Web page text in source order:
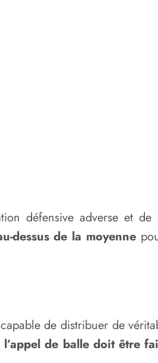
défensive adverse et
dessus de la moyenne
de distribuer de
l’appel de balle doit être